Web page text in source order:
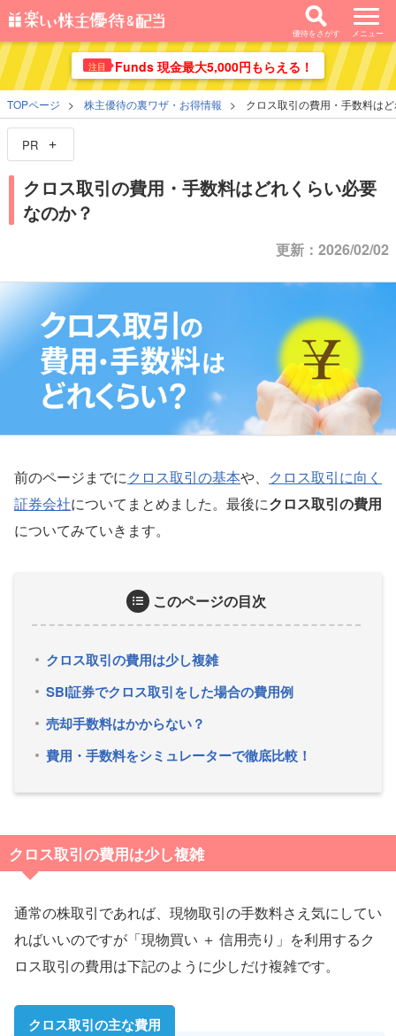
優待をさがす メニュー
注目 Funds 現金最大5,000円もらえる！
TOPページ 株主優待の裏ワザ・お得情報 クロス取引の費用・手数料は
PR
クロス取引の費用・手数料はどれくらい必要
なのか？
更新：2026/02/02
前のページまでにクロス取引の基本や、 クロス取引に向く
証券会社についてまとめました。最後にクロス取引の費用
についてみていきます。
このページの目次
クロス取引の費用は少し複雑
SBI証券でクロス取引をした場合の費用例
売却手数料はかからない？
費用・手数料をシミュレーターで徹底比較！
クロス取引の費用は少し複雑
通常の株取引であれば、現物取引の手数料さえ気にしてい
ればいいのですが「現物買い ＋ 信用売り」を利用するク
ロス取引の費用は下記のように少しだけ複雑です。
クロス取引の主な費用